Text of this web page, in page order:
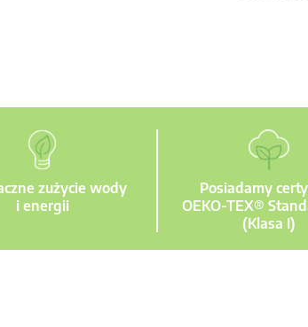
zużycie wody
i energii
Posiadamy
OEKO-TEX®
(Klasa I)